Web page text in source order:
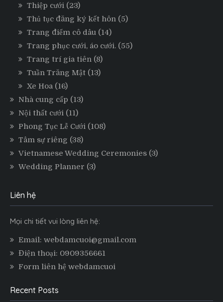
Thiệp cưới (23)
Thủ tục đăng ký kết hôn (5)
Trang điểm cô dâu (14)
Trang phục cưới, áo cưới. (55)
Trang trí gia tiên (8)
Tuần Trăng Mật (13)
Xe Hoa (16)
Nhà cung cấp (13)
Nội thất cưới (11)
Phong Tục Lễ Cưới (108)
Tâm sự riêng (38)
Vietnamese Wedding Ceremonies (3)
Wedding Planner (3)
Liên hệ
Mọi chi tiết vui lòng liên hệ:
Email: webdamcuoi@gmail.com
Điện thoại: 0909356661
Form liên hệ webdamcuoi
Recent Posts